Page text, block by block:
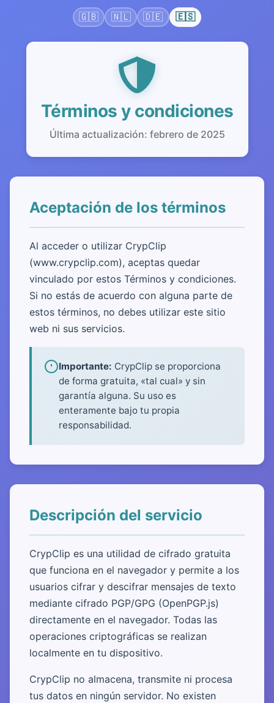
🇬🇧 🇳🇱 🇩🇪 🇪🇸
Términos y condiciones
Última actualización: febrero de 2025
Aceptación de los términos
Al acceder o utilizar CrypClip
(www.crypclip.com), aceptas quedar
vinculado por estos Términos y condiciones.
Si no estás de acuerdo con alguna parte de
estos términos, no debes utilizar este sitio
web ni sus servicios.
Importante: CrypClip se proporciona
de forma gratuita, «tal cual» y sin
garantía alguna. Su uso es
enteramente bajo tu propia
responsabilidad.
Descripción del servicio
CrypClip es una utilidad de cifrado gratuita
que funciona en el navegador y permite a los
usuarios cifrar y descifrar mensajes de texto
mediante cifrado PGP/GPG (OpenPGP.js)
directamente en el navegador. Todas las
operaciones criptográficas se realizan
localmente en tu dispositivo.
CrypClip no almacena, transmite ni procesa
tus datos en ningún servidor. No existen